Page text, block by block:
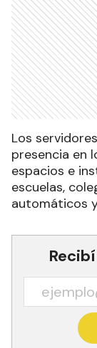
Los
presencia en
espacios e
escuelas,
automáticos